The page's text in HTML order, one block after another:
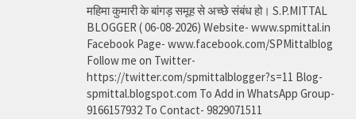
महिमा कुमारी के बांगड़ समूह से अच्छे संबंध हो। S.P.MITTAL
BLOGGER ( 06-08-2026) Website- www.spmittal.in
Facebook Page- www.facebook.com/SPMittalblog
Follow me on Twitter-
https://twitter.com/spmittalblogger?s=11 Blog-
spmittal.blogspot.com To Add in WhatsApp Group-
9166157932 To Contact- 9829071511